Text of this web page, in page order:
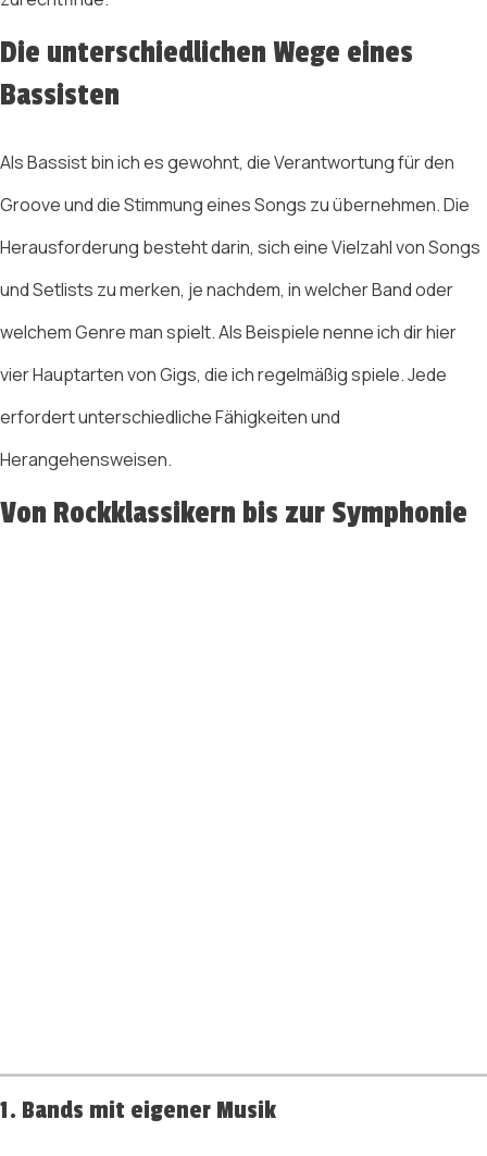
Die unterschiedlichen Wege eines
Bassisten
Als Bassist bin ich es gewohnt, die Verantwortung für den
Groove und die Stimmung eines Songs zu übernehmen. Die
Herausforderung besteht darin, sich eine Vielzahl von Songs
und Setlists zu merken, je nachdem, in welcher Band oder
welchem Genre man spielt. Als Beispiele nenne ich dir hier
vier Hauptarten von Gigs, die ich regelmäßig spiele. Jede
erfordert unterschiedliche Fähigkeiten und
Herangehensweisen.
Von Rockklassikern bis zur Symphonie
1. Bands mit eigener Musik